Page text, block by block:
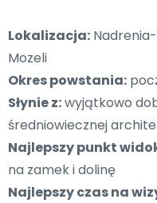
Lokalizacja:
Mozeli
Okres powstania:
Słynie z:wyjątkowo
średniowiecznej
Najlepszy punkt
na zamek i dolinę
Najlepszy czas na